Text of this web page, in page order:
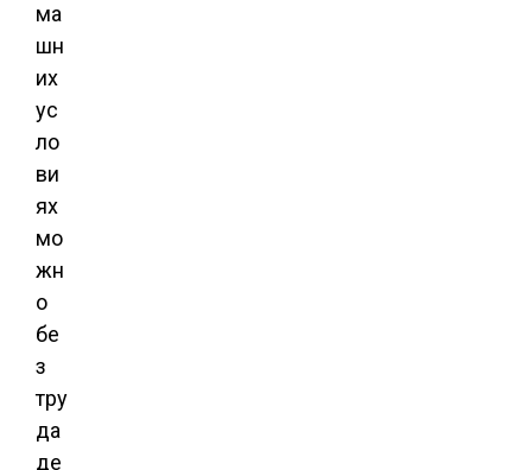
ма
шн
их
ус
ло
ви
ях
мо
жн
о
бе
з
тру
да
де